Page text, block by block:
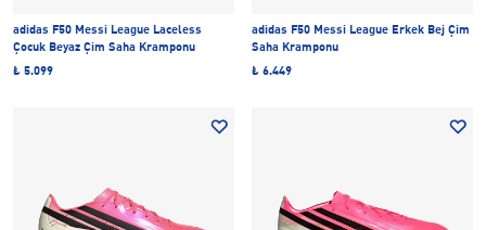
adidas F50 Messi League Laceless
Çocuk Beyaz Çim Saha Kramponu
₺ 5.099
adidas F50 Messi League Erkek Bej Çim
Saha Kramponu
₺ 6.449